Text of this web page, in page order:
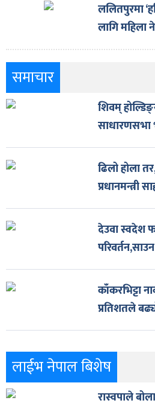
ललितपुरमा
लागि महिला
समाचार
शिवम्
साधारणसभा
ढिलो होला
प्रधानमन्त्री
देउवा स्वदेश
काँकरभिट्टा
प्रतिशतले
लाईभ नेपाल बिशेष
रास्वपाले